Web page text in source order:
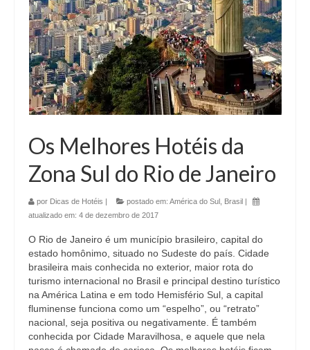
Os Melhores Hotéis da
Zona Sul do Rio de Janeiro
por Dicas de Hotéis | postado em: América do Sul Brasil |
atualizado em: 4 de dezembro de 2017
O Rio de Janeiro é um município brasileiro, capital do
estado homônimo, situado no Sudeste do país. Cidade
brasileira mais conhecida no exterior, maior rota do
turismo internacional no Brasil e principal destino turístico
na América Latina e em todo Hemisfério Sul, a capital
fluminense funciona como um “espelho”, ou “retrato”
nacional, seja positiva ou negativamente. É também
conhecida por Cidade Maravilhosa, e aquele que nela